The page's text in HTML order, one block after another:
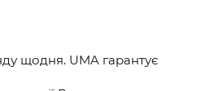
щодня. UMA гарантує